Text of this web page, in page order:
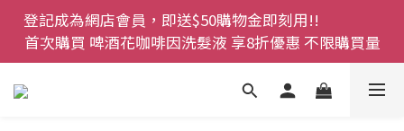
登記成為網店會員，即送$50購物金即刻用!!
首次購買 啤酒花咖啡因洗髮液 享8折優惠 不限購買量
登記成為網店會員，即送$50購物金即刻用!!
首次購買 啤酒花咖啡因洗髮液 享8折優惠 不限購買量
價貨 85 折，幫朋友買大家一齊抵 !!